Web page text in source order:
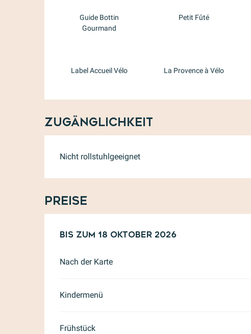
Guide Bottin
Gourmand
Petit Fûté
Label Accueil Vélo La Provence à Vélo
Zugänglichkeit
Nicht rollstuhlgeeignet
Preise
ab18 April 2026bis zum18 Oktober 2026
Bis zum 18 Oktober 2026
Nach der Karte
Kindermenü
Frühstück